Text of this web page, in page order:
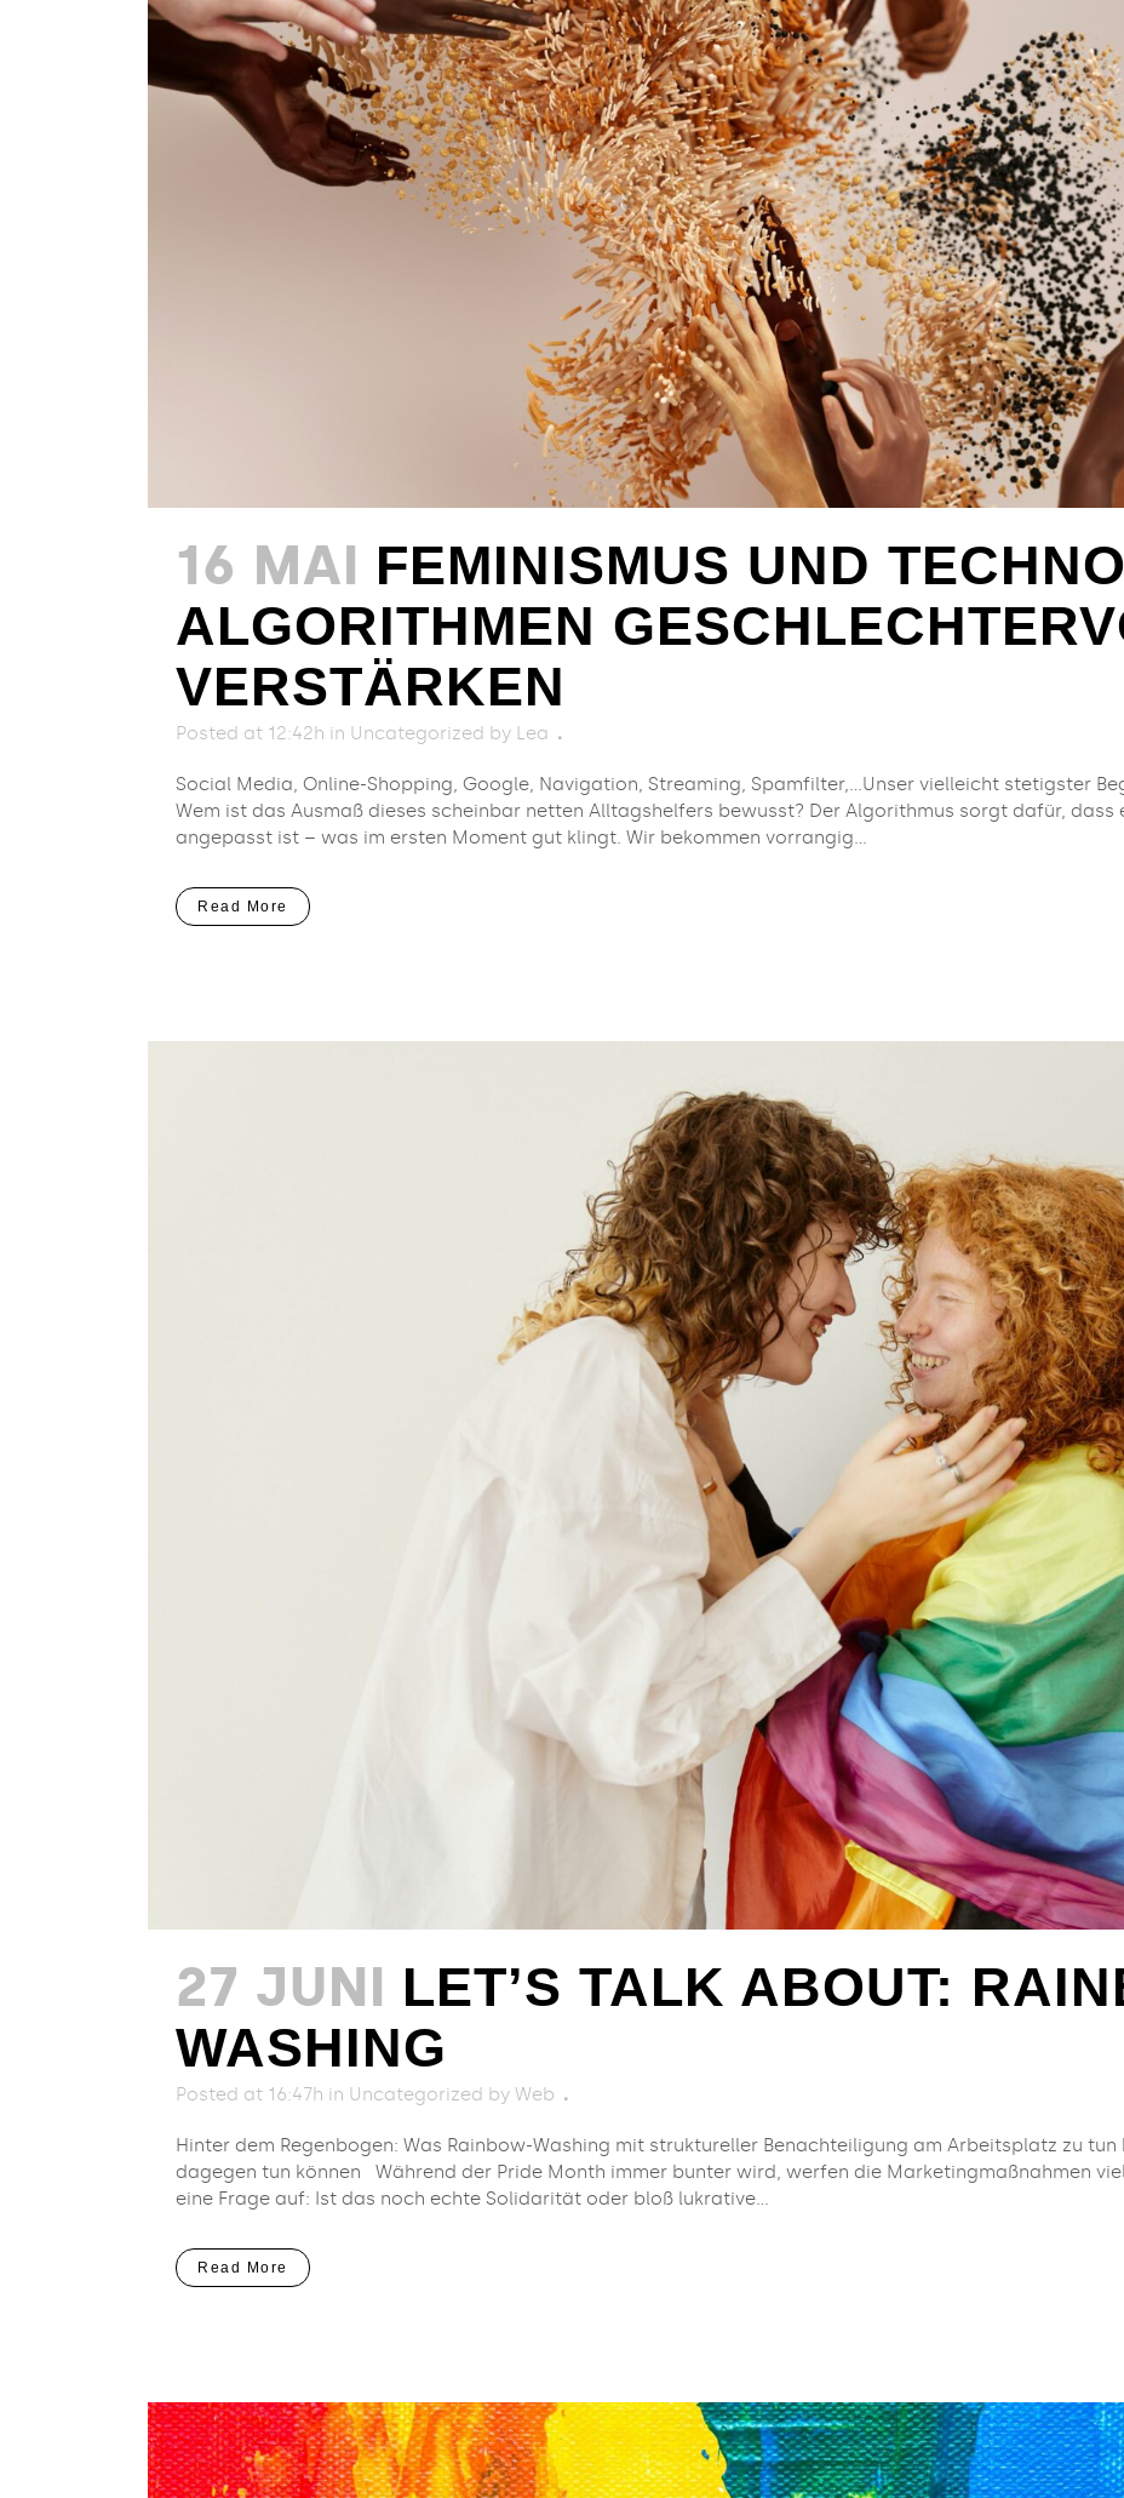
16 MAI FEMINISMUS UND
ALGORITHMEN
VERSTÄRKEN
Posted at 12:42h in Uncategorized by Lea
Social Media, Online-Shopping, Google, Navigation, Streaming, Spamfilter,…Unser vielleicht stetigster
Wem ist das Ausmaß dieses scheinbar netten Alltagshelfers bewusst? Der Algorithmus sorgt dafür,
angepasst ist – was im ersten Moment gut klingt. Wir bekommen vorrangig...
Read More
27 JUNI LET’S TALK ABOUT:
WASHING
Posted at 16:47h in Uncategorized by Web
Hinter dem Regenbogen: Was Rainbow-Washing mit struktureller Benachteiligung am Arbeitsplatz zu
dagegen tun können Während der Pride Month immer bunter wird, werfen die Marketingmaßnahmen
eine Frage auf: Ist das noch echte Solidarität oder bloß lukrative...
Read More